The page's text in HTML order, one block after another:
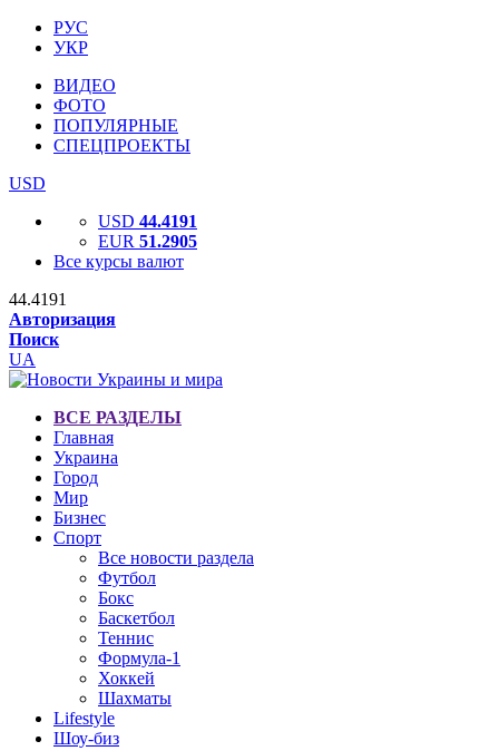
РУС
УКР
ВИДЕО
ФОТО
ПОПУЛЯРНЫЕ
СПЕЦПРОЕКТЫ
USD
USD 44.4191
EUR 51.2905
Все курсы валют
44.4191
Авторизация
Поиск
UA
ВСЕ РАЗДЕЛЫ
Главная
Украина
Город
Мир
Бизнес
Спорт
Все новости раздела
Футбол
Бокс
Баскетбол
Теннис
Формула-1
Хоккей
Шахматы
Lifestyle
Шоу-биз